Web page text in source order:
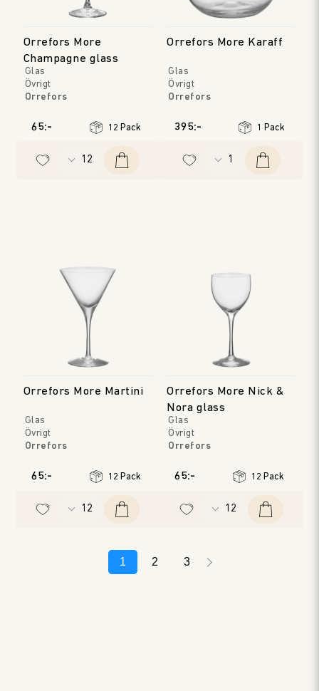
Orrefors More
Champagne glass
Glas
Övrigt
Orrefors
65:- 12 Pack
Orrefors More Karaff
Glas
Övrigt
Orrefors
395:- 1 Pack
Orrefors More Martini
Glas
Övrigt
Orrefors
65:- 12 Pack
Orrefors More Nick &
Nora glass
Glas
Övrigt
Orrefors
65:- 12 Pack
1 2 3